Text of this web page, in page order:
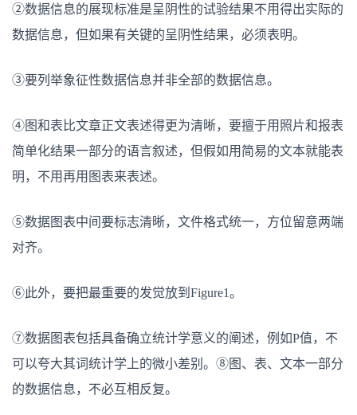
②数据信息的展现标准是呈阴性的试验结果不用得出实际的
数据信息，但如果有关键的呈阴性结果，必须表明。
③要列举象征性数据信息并非全部的数据信息。
④图和表比文章正文表述得更为清晰，要擅于用照片和报表
简单化结果一部分的语言叙述，但假如用简易的文本就能表
明，不用再用图表来表述。
⑤数据图表中间要标志清晰，文件格式统一，方位留意两端
对齐。
⑥此外，要把最重要的发觉放到Figure1。
⑦数据图表包括具备确立统计学意义的阐述，例如P值，不
可以夸大其词统计学上的微小差别。⑧图、表、文本一部分
的数据信息，不必互相反复。